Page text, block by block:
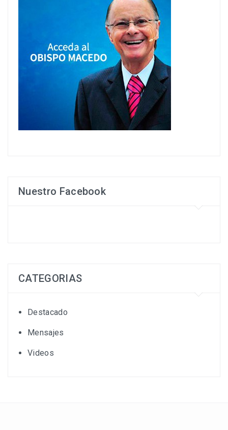
Nuestro Facebook
CATEGORIAS
Destacado
Mensajes
Videos